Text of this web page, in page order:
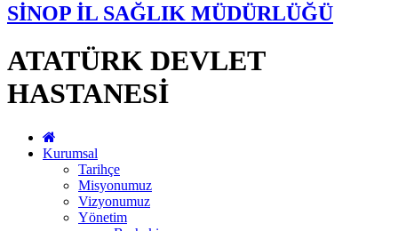
SİNOP İL SAĞLIK MÜDÜRLÜĞÜ
ATATÜRK DEVLET
HASTANESİ
Kurumsal
Tarihçe
Misyonumuz
Vizyonumuz
Yönetim